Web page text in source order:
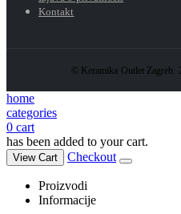
Kontakt
© Keramika Outlet Zagreb.
home
categories
0 cart
has been added to your cart.
View Cart Checkout
Proizvodi
Informacije